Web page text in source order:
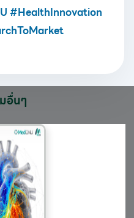
#HealthInnovation
อื่นๆ